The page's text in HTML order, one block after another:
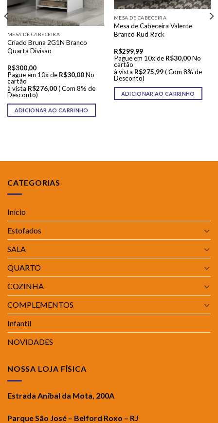
MESA DE CABECEIRA
Criado Bruna 2G1N Branco
Quarta Divisao
R$300,00
Pague em 10x de R$30,00 No
cartão
à vista R$276,00 ( Com 8% de
Desconto)
ADICIONAR AO CARRINHO
MESA DE CABECEIRA
Mesa de Cabeceira Valente
Branco Rud Rack
R$299,99
Pague em 10x de R$30,00 No
cartão
à vista R$275,99 ( Com 8% de
Desconto)
ADICIONAR AO CARRINHO
CATEGORIAS
Início
Estofados
SALA
QUARTO
COZINHA
COMPLEMENTOS
Infantil
NOVIDADES
NOSSA LOJA FÍSICA
Estrada Aníbal da Mota, 200A
Parque São José – Belford Roxo – RJ